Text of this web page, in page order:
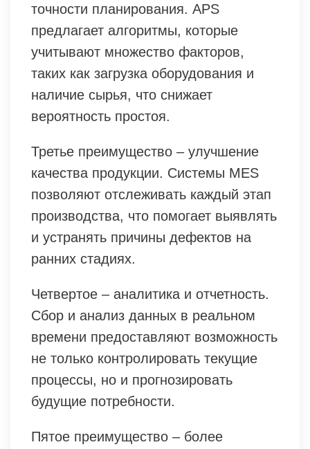
точности планирования. APS
предлагает алгоритмы, которые
учитывают множество факторов,
таких как загрузка оборудования и
наличие сырья, что снижает
вероятность простоя.
Третье преимущество – улучшение
качества продукции. Системы MES
позволяют отслеживать каждый этап
производства, что помогает выявлять
и устранять причины дефектов на
ранних стадиях.
Четвертое – аналитика и отчетность.
Сбор и анализ данных в реальном
времени предоставляют возможность
не только контролировать текущие
процессы, но и прогнозировать
будущие потребности.
Пятое преимущество – более